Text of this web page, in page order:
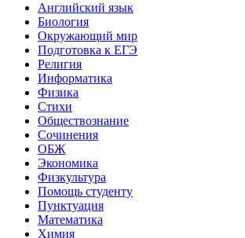
Английский язык
Биология
Окружающий мир
Подготовка к ЕГЭ
Религия
Информатика
Физика
Стихи
Обществознание
Сочинения
ОБЖ
Экономика
Физкультура
Помощь студенту
Пунктуация
Математика
Химия